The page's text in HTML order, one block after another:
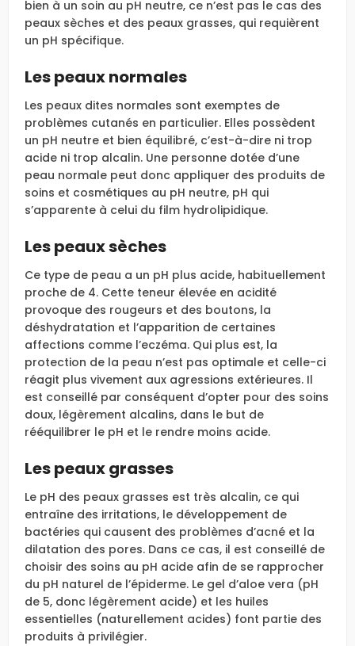
bien à un soin au pH neutre, ce n’est pas le cas des
peaux sèches et des peaux grasses, qui requièrent
un pH spécifique.
Les peaux normales
Les peaux dites normales sont exemptes de
problèmes cutanés en particulier. Elles possèdent
un pH neutre et bien équilibré, c’est-à-dire ni trop
acide ni trop alcalin. Une personne dotée d’une
peau normale peut donc appliquer des produits de
soins et cosmétiques au pH neutre, pH qui
s’apparente à celui du film hydrolipidique.
Les peaux sèches
Ce type de peau a un pH plus acide, habituellement
proche de 4. Cette teneur élevée en acidité
provoque des rougeurs et des boutons, la
déshydratation et l’apparition de certaines
affections comme l’eczéma. Qui plus est, la
protection de la peau n’est pas optimale et celle-ci
réagit plus vivement aux agressions extérieures. Il
est conseillé par conséquent d’opter pour des soins
doux, légèrement alcalins, dans le but de
rééquilibrer le pH et le rendre moins acide.
Les peaux grasses
Le pH des peaux grasses est très alcalin, ce qui
entraîne des irritations, le développement de
bactéries qui causent des problèmes d’acné et la
dilatation des pores. Dans ce cas, il est conseillé de
choisir des soins au pH acide afin de se rapprocher
du pH naturel de l’épiderme. Le gel d’aloe vera (pH
de 5, donc légèrement acide) et les huiles
essentielles (naturellement acides) font partie des
produits à privilégier.